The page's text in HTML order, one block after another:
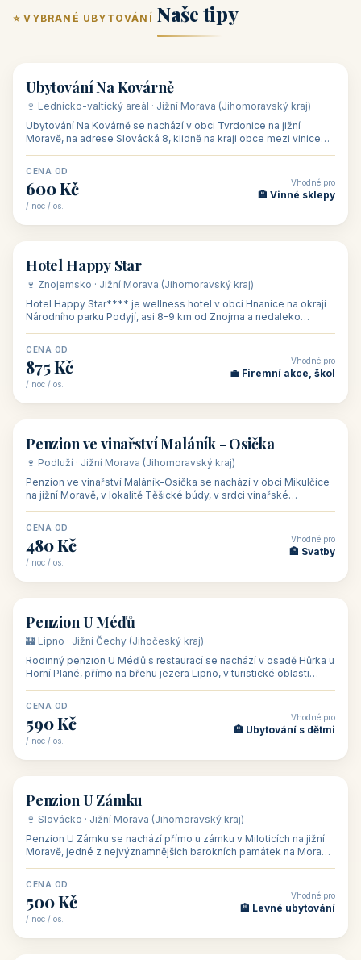
⭐ VYBRANÉ UBYTOVÁNÍ Naše tipy
🏡 penzion
Ubytování Na Kovárně
🍷 Lednicko-valtický areál · Jižní Morava (Jihomoravský kraj)
Ubytování Na Kovárně se nachází v obci Tvrdonice na jižní
Moravě, na adrese Slovácká 8, klidně na kraji obce mezi vinicemi,
CENA OD
600 Kč
/ noc / os.
Vhodné pro
🏨 Vinné sklepy
🏨 hotel
Hotel Happy Star
🍷 Znojemsko · Jižní Morava (Jihomoravský kraj)
Hotel Happy Star**** je wellness hotel v obci Hnanice na okraji
Národního parku Podyjí, asi 8–9 km od Znojma a nedaleko
CENA OD
875 Kč
/ noc / os.
Vhodné pro
💼 Firemní akce, škol
🏡 penzion
Penzion ve vinařství Maláník - Osička
🍷 Podluží · Jižní Morava (Jihomoravský kraj)
Penzion ve vinařství Maláník-Osička se nachází v obci Mikulčice
na jižní Moravě, v lokalitě Těšické búdy, v srdci vinařské
CENA OD
480 Kč
/ noc / os.
Vhodné pro
🏨 Svatby
🏡 penzion
Penzion U Méďů
🏰 Lipno · Jižní Čechy (Jihočeský kraj)
Rodinný penzion U Méďů s restaurací se nachází v osadě Hůrka u
Horní Plané, přímo na břehu jezera Lipno, v turistické oblasti
CENA OD
590 Kč
/ noc / os.
Vhodné pro
🏨 Ubytování s dětmi
🏡 penzion
Penzion U Zámku
🍷 Slovácko · Jižní Morava (Jihomoravský kraj)
Penzion U Zámku se nachází přímo u zámku v Miloticích na jižní
Moravě, jedné z nejvýznamnějších barokních památek na Moravě,
CENA OD
500 Kč
/ noc / os.
Vhodné pro
🏨 Levné ubytování